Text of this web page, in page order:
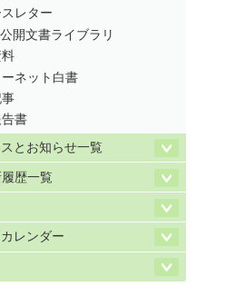
レター
開文書ライブラリ
ネット白書
書
スとお知らせ一覧
歴一覧
レンダー